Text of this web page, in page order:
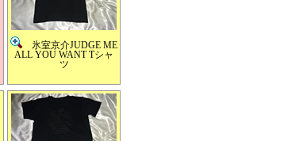
氷室京介JUDGE ME
ALL YOU WANT Tシャ
ツ